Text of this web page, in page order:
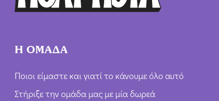
Η ΟΜΑΔΑ
Ποιοι είμαστε και γιατί το κάνουμε όλο αυτό
Στήριξε την ομάδα μας με μία δωρεά